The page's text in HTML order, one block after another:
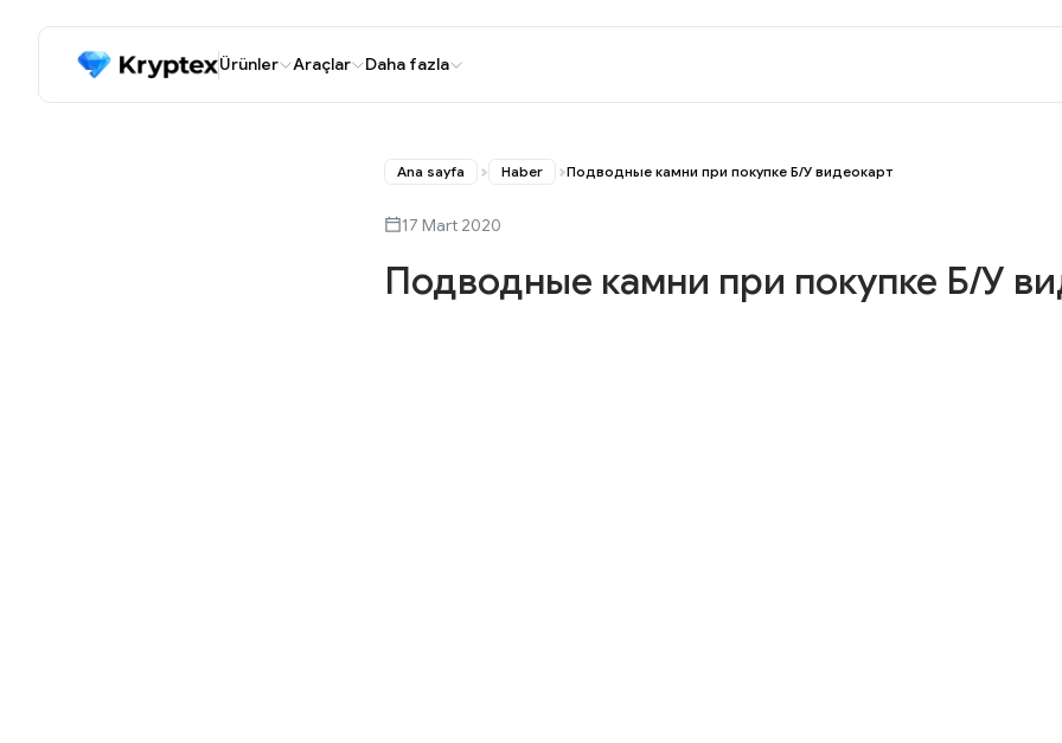
Ürünler Araçlar Daha fazla
Ana sayfa Haber Подводные камни при покупке Б/У видеокарт
17 Mart 2020
Подводные камни при покупке Б/У